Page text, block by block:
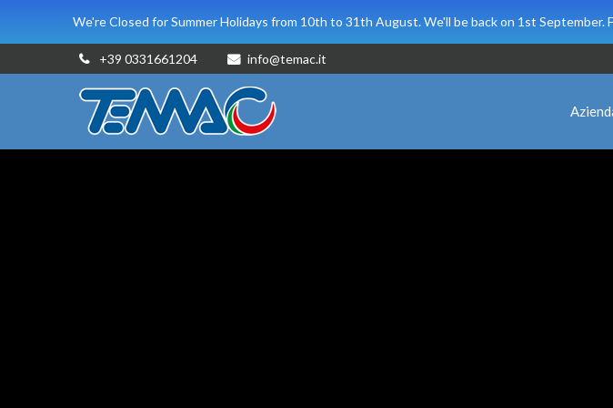
We're Closed for Summer Holidays from 10th to 31th August. We'll be back on 1st
+39 0331661204 info@temac.it